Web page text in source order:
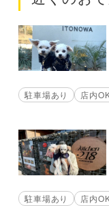
駐車場あり 店内
駐車場あり 店内